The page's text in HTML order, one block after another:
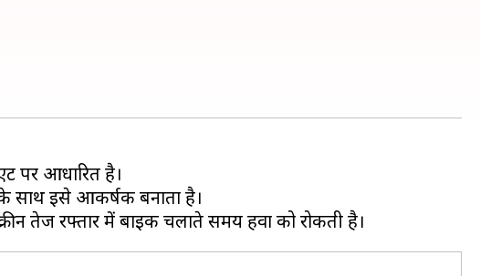
पर आधारित है।
साथ इसे आकर्षक बनाता है।